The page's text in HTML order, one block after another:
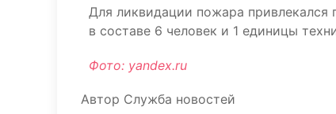
Для ликвидации пожара привлекался
в составе 6 человек и 1 единицы
Фото: yandex.ru
Автор Служба новостей